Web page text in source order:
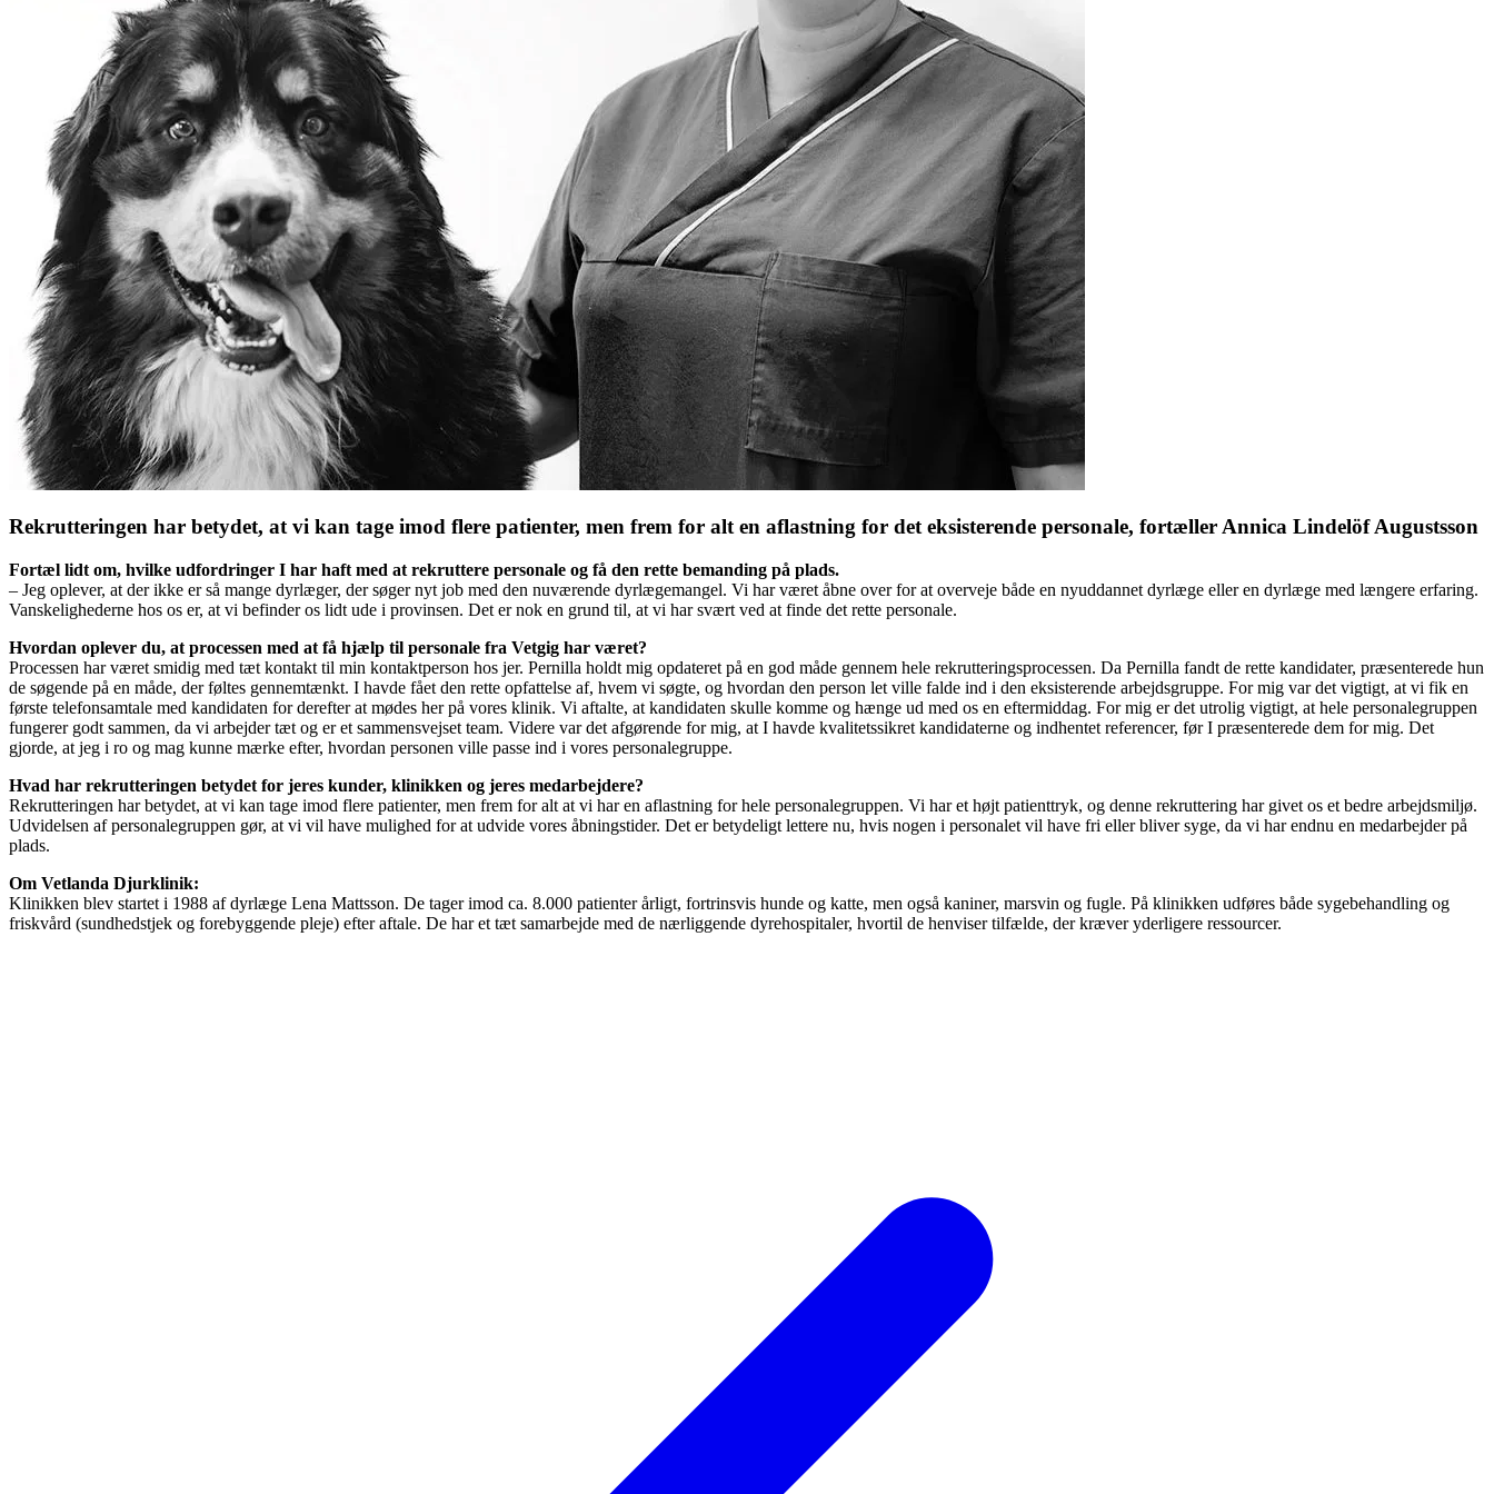
Rekrutteringen har betydet, at vi kan tage imod flere patienter, men frem for alt en aflastning for det eksisterende personale, fortæller Annica Lindelöf Augustsson
Fortæl lidt om, hvilke udfordringer I har haft med at rekruttere personale og få den rette bemanding på plads.
– Jeg oplever, at der ikke er så mange dyrlæger, der søger nyt job med den nuværende dyrlægemangel. Vi har været åbne over for at overveje både en nyuddannet dyrlæge eller en dyrlæge med længere erfaring.
Vanskelighederne hos os er, at vi befinder os lidt ude i provinsen. Det er nok en grund til, at vi har svært ved at finde det rette personale.
Hvordan oplever du, at processen med at få hjælp til personale fra Vetgig har været?
Processen har været smidig med tæt kontakt til min kontaktperson hos jer. Pernilla holdt mig opdateret på en god måde gennem hele rekrutteringsprocessen. Da Pernilla fandt de rette kandidater, præsenterede hun
de søgende på en måde, der føltes gennemtænkt. I havde fået den rette opfattelse af, hvem vi søgte, og hvordan den person let ville falde ind i den eksisterende arbejdsgruppe. For mig var det vigtigt, at vi fik en
første telefonsamtale med kandidaten for derefter at mødes her på vores klinik. Vi aftalte, at kandidaten skulle komme og hænge ud med os en eftermiddag. For mig er det utrolig vigtigt, at hele personalegruppen
fungerer godt sammen, da vi arbejder tæt og er et sammensvejset team. Videre var det afgørende for mig, at I havde kvalitetssikret kandidaterne og indhentet referencer, før I præsenterede dem for mig. Det
gjorde, at jeg i ro og mag kunne mærke efter, hvordan personen ville passe ind i vores personalegruppe.
Hvad har rekrutteringen betydet for jeres kunder, klinikken og jeres medarbejdere?
Rekrutteringen har betydet, at vi kan tage imod flere patienter, men frem for alt at vi har en aflastning for hele personalegruppen. Vi har et højt patienttryk, og denne rekruttering har givet os et bedre arbejdsmiljø.
Udvidelsen af personalegruppen gør, at vi vil have mulighed for at udvide vores åbningstider. Det er betydeligt lettere nu, hvis nogen i personalet vil have fri eller bliver syge, da vi har endnu en medarbejder på
plads.
Om Vetlanda Djurklinik:
Klinikken blev startet i 1988 af dyrlæge Lena Mattsson. De tager imod ca. 8.000 patienter årligt, fortrinsvis hunde og katte, men også kaniner, marsvin og fugle. På klinikken udføres både sygebehandling og
friskvård (sundhedstjek og forebyggende pleje) efter aftale. De har et tæt samarbejde med de nærliggende dyrehospitaler, hvortil de henviser tilfælde, der kræver yderligere ressourcer.